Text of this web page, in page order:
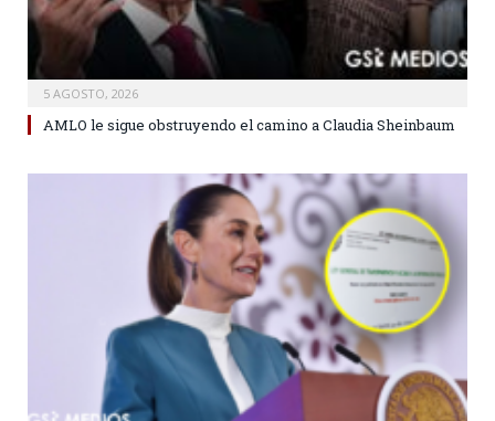
5 AGOSTO, 2026
AMLO le sigue obstruyendo el camino a Claudia Sheinbaum